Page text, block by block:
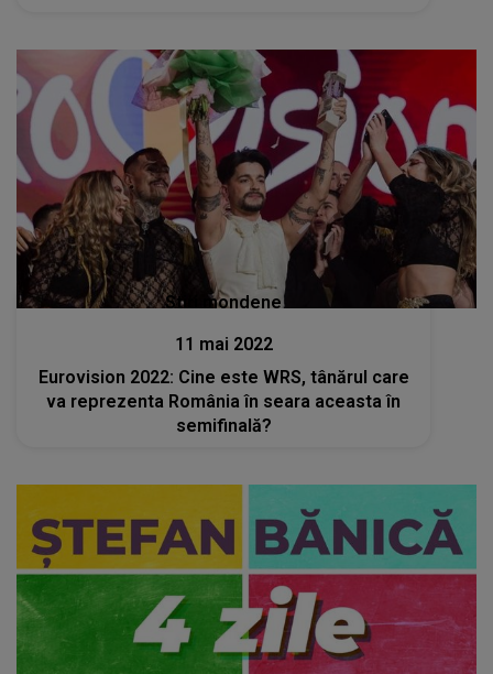
Stiri mondene
11 mai 2022
Eurovision 2022: Cine este WRS, tânărul care
va reprezenta România în seara aceasta în
semifinală?